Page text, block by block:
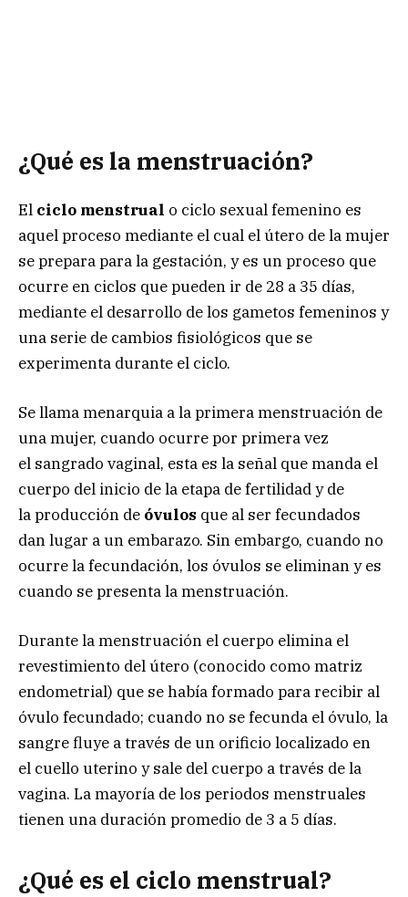
¿Qué es la menstruación?
El ciclo menstrual o ciclo sexual femenino es
aquel proceso mediante el cual el útero de la mujer
se prepara para la gestación, y es un proceso que
ocurre en ciclos que pueden ir de 28 a 35 días,
mediante el desarrollo de los gametos femeninos y
una serie de cambios fisiológicos que se
experimenta durante el ciclo.
Se llama menarquia a la primera menstruación de
una mujer, cuando ocurre por primera vez
el sangrado vaginal, esta es la señal que manda el
cuerpo del inicio de la etapa de fertilidad y de
la producción de óvulos que al ser fecundados
dan lugar a un embarazo. Sin embargo, cuando no
ocurre la fecundación, los óvulos se eliminan y es
cuando se presenta la menstruación.
Durante la menstruación el cuerpo elimina el
revestimiento del útero (conocido como matriz
endometrial) que se había formado para recibir al
óvulo fecundado; cuando no se fecunda el óvulo, la
sangre fluye a través de un orificio localizado en
el cuello uterino y sale del cuerpo a través de la
vagina. La mayoría de los periodos menstruales
tienen una duración promedio de 3 a 5 días.
¿Qué es el ciclo menstrual?